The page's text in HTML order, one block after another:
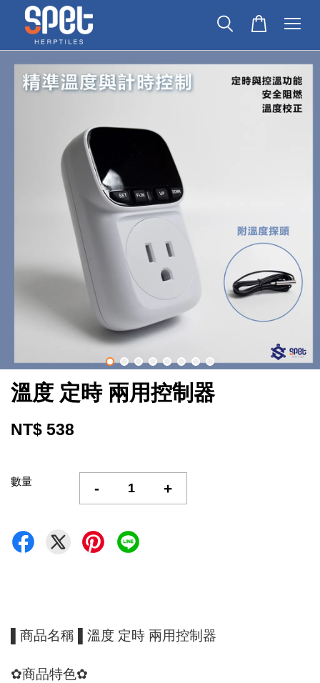
溫度 定時 兩用控制器
NT$ 538
數量 - +
▌商品名稱 ▌溫度 定時 兩用控制器
✿商品特色✿